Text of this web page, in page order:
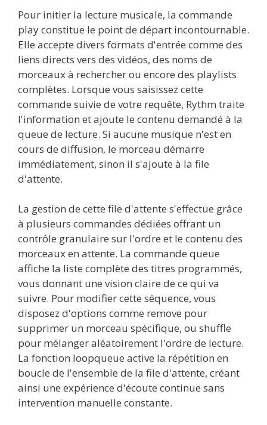
Pour initier la lecture musicale, la commande
play constitue le point de départ incontournable.
Elle accepte divers formats d'entrée comme des
liens directs vers des vidéos, des noms de
morceaux à rechercher ou encore des playlists
complètes. Lorsque vous saisissez cette
commande suivie de votre requête, Rythm traite
l'information et ajoute le contenu demandé à la
queue de lecture. Si aucune musique n'est en
cours de diffusion, le morceau démarre
immédiatement, sinon il s'ajoute à la file
d'attente.
La gestion de cette file d'attente s'effectue grâce
à plusieurs commandes dédiées offrant un
contrôle granulaire sur l'ordre et le contenu des
morceaux en attente. La commande queue
affiche la liste complète des titres programmés,
vous donnant une vision claire de ce qui va
suivre. Pour modifier cette séquence, vous
disposez d'options comme remove pour
supprimer un morceau spécifique, ou shuffle
pour mélanger aléatoirement l'ordre de lecture.
La fonction loopqueue active la répétition en
boucle de l'ensemble de la file d'attente, créant
ainsi une expérience d'écoute continue sans
intervention manuelle constante.